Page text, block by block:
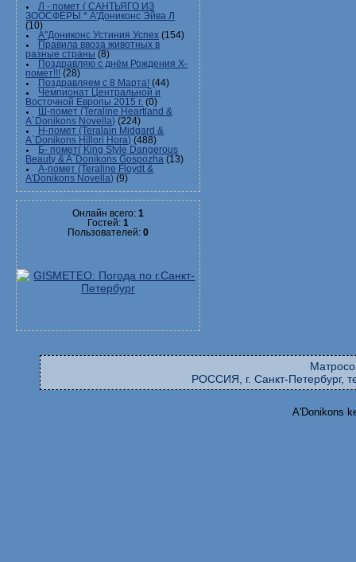
Л - помет ( САНТЬЯГО ИЗ
ЗООСФЕРЫ * А'Дониконс Эйва Л
(10)
А"Дониконс Устиния Успех (154)
Правила ввоза животных в
разные страны (8)
Поздравляю с днём Рождения Х-
помет!!! (28)
Поздравляем с 8 Марта! (44)
Чемпионат Центральной и
Восточной Европы 2015 г. (0)
Ш-помет (Teraline Heartland &
A`Donikons Novella) (224)
Н-помет (Teralain Midgard &
A`Donikons Hillori Hora) (488)
Б- помет( King Style Dangerous
Beauty & A`Donikons Gospozha (13)
А-помет (Teraline Floydt &
A'Donikons Novella) (9)
Онлайн всего: 1
Гостей: 1
Пользователей: 0
РОССИЯ, г. Санкт-Петербург,
A'Donikons